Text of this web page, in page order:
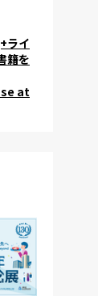
ライ
籍を
at